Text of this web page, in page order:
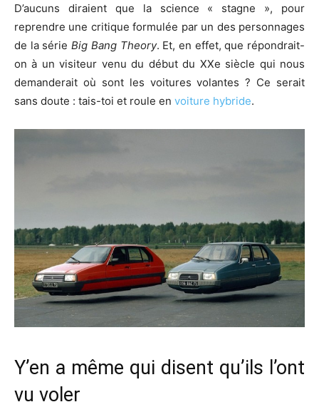
D’aucuns diraient que la science « stagne », pour
reprendre une critique formulée par un des personnages
de la sérieBig Bang Theory. Et, en effet, que répondrait-
on à un visiteur venu du début du XXe siècle qui nous
demanderait où sont les voitures volantes ? Ce serait
sans doute : tais-toi et roule en voiture hybride.
Y’en a même qui disent qu’ils l’ont
vu voler